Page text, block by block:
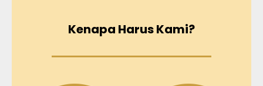
Kenapa Harus Kami?